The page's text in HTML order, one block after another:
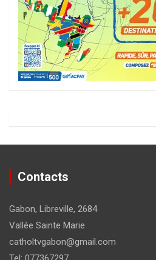
Contacts
Gabon, Libreville, 2684
Vallée Sainte Marie
catholtvgabon@gmail.com